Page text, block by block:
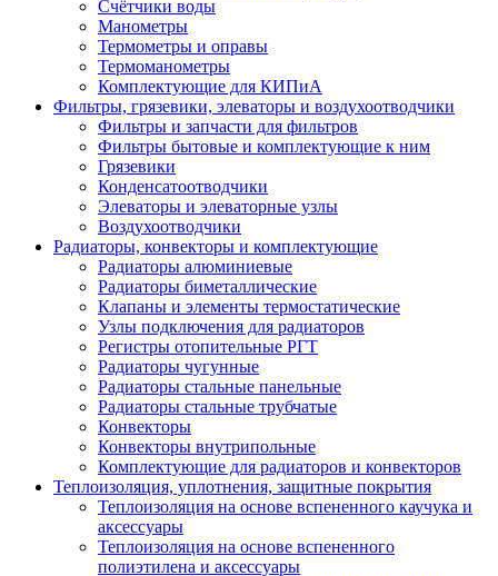
Счётчики воды
Манометры
Термометры и оправы
Термоманометры
Комплектующие для КИПиА
Фильтры, грязевики, элеваторы и воздухоотводчики
Фильтры и запчасти для фильтров
Фильтры бытовые и комплектующие к ним
Грязевики
Конденсатоотводчики
Элеваторы и элеваторные узлы
Воздухоотводчики
Радиаторы, конвекторы и комплектующие
Радиаторы алюминиевые
Радиаторы биметаллические
Клапаны и элементы термостатические
Узлы подключения для радиаторов
Регистры отопительные РГТ
Радиаторы чугунные
Радиаторы стальные панельные
Радиаторы стальные трубчатые
Конвекторы
Конвекторы внутрипольные
Комплектующие для радиаторов и конвекторов
Теплоизоляция, уплотнения, защитные покрытия
Теплоизоляция на основе вспененного каучука и
аксессуары
Теплоизоляция на основе вспененного
полиэтилена и аксессуары